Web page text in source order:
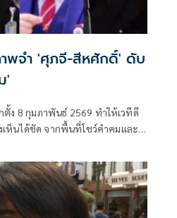
พจำ 'ศุภจี-สีหศักดิ์' ดับ
'
ตั้ง 8 กุมภาพันธ์ 2569 ทำให้เวทีดี
ห็นได้ชัด จากพื้นที่โชว์คำคมและ